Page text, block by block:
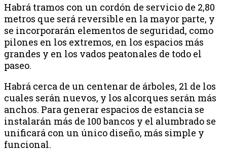
Habrá tramos con un cordón de servicio de 2,80
metros que será reversible en la mayor parte, y
se incorporarán elementos de seguridad, como
pilones en los extremos, en los espacios más
grandes y en los vados peatonales de todo el
paseo.
Habrá cerca de un centenar de árboles, 21 de los
cuales serán nuevos, y los alcorques serán más
anchos. Para generar espacios de estancia se
instalarán más de 100 bancos y el alumbrado se
unificará con un único diseño, más simple y
funcional.